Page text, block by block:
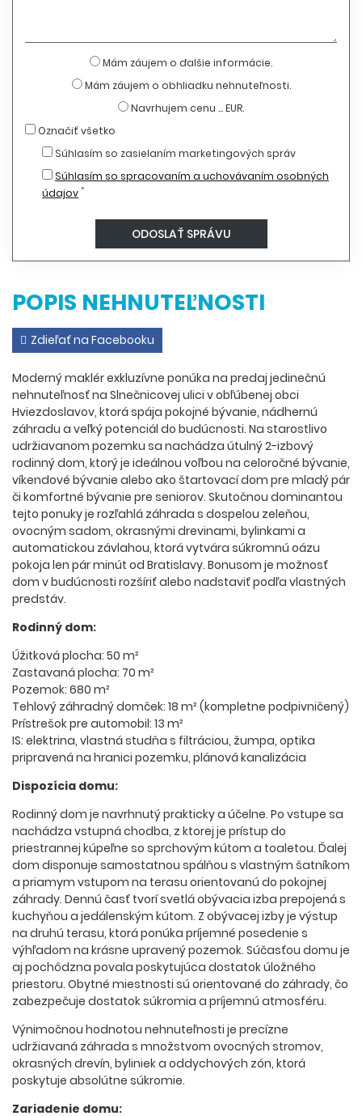
POPIS NEHNUTEĽNOSTI
Zdieľať na Facebooku
Moderný maklér exkluzívne ponúka na predaj jedinečnú
nehnuteľnosť na Slnečnicovej ulici v obľúbenej obci
Hviezdoslavov, ktorá spája pokojné bývanie, nádhernú
záhradu a veľký potenciál do budúcnosti. Na starostlivo
udržiavanom pozemku sa nachádza útulný 2-izbový
rodinný dom, ktorý je ideálnou voľbou na celoročné bývanie,
víkendové bývanie alebo ako štartovací dom pre mladý pár
či komfortné bývanie pre seniorov. Skutočnou dominantou
tejto ponuky je rozľahlá záhrada s dospelou zeleňou,
ovocným sadom, okrasnými drevinami, bylinkami a
automatickou závlahou, ktorá vytvára súkromnú oázu
pokoja len pár minút od Bratislavy. Bonusom je možnosť
dom v budúcnosti rozšíriť alebo nadstaviť podľa vlastných
predstáv.
Rodinný dom:
Úžitková plocha: 50 m²
Zastavaná plocha: 70 m²
Pozemok: 680 m²
Tehlový záhradný domček: 18 m² (kompletne podpivničený)
Prístrešok pre automobil: 13 m²
IS: elektrina, vlastná studňa s filtráciou, žumpa, optika
pripravená na hranici pozemku, plánová kanalizácia
Dispozícia domu:
Rodinný dom je navrhnutý prakticky a účelne. Po vstupe sa
nachádza vstupná chodba, z ktorej je prístup do
priestrannej kúpeľne so sprchovým kútom a toaletou. Ďalej
dom disponuje samostatnou spálňou s vlastným šatníkom
a priamym vstupom na terasu orientovanú do pokojnej
záhrady. Dennú časť tvorí svetlá obývacia izba prepojená s
kuchyňou a jedálenským kútom. Z obývacej izby je výstup
na druhú terasu, ktorá ponúka príjemné posedenie s
výhľadom na krásne upravený pozemok. Súčasťou domu je
aj pochôdzna povala poskytujúca dostatok úložného
priestoru. Obytné miestnosti sú orientované do záhrady, čo
zabezpečuje dostatok súkromia a príjemnú atmosféru.
Výnimočnou hodnotou nehnuteľnosti je precízne
udržiavaná záhrada s množstvom ovocných stromov,
okrasných drevín, byliniek a oddychových zón, ktorá
poskytuje absolútne súkromie.
Zariadenie domu:
Mám záujem o ďalšie informácie.
Mám záujem o obhliadku nehnuteľnosti.
Navrhujem cenu ... EUR.
Označiť všetko
Súhlasím so zasielaním marketingových správ
Súhlasím so spracovaním a uchovávaním osobných
údajov *